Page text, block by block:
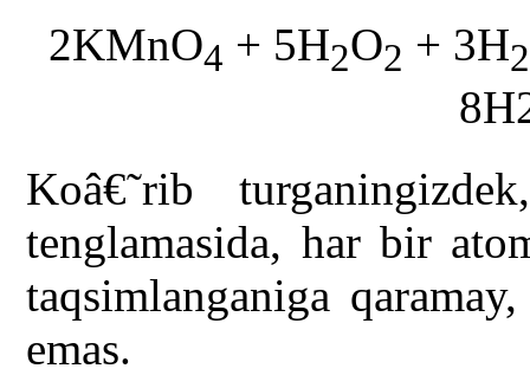
2KMnO4 + 5H2O2 + 3H2
Koâ€˜rib
tenglamasida, har bir
taqsimlanganiga
emas.